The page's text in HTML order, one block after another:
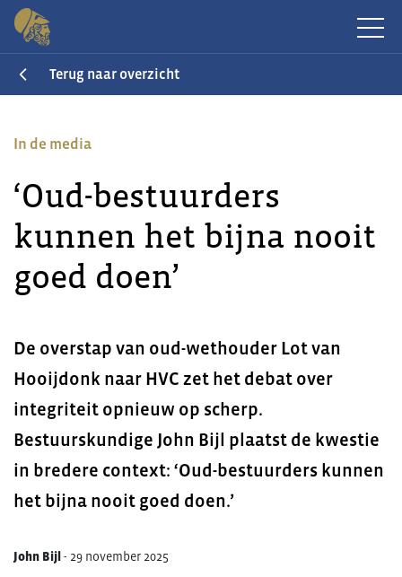
Terug naar overzicht
In de media
‘Oud-bestuurders
kunnen het bijna nooit
goed doen’
De overstap van oud-wethouder Lot van
Hooijdonk naar HVC zet het debat over
integriteit opnieuw op scherp.
Bestuurskundige John Bijl plaatst de kwestie
in bredere context: ‘Oud-bestuurders kunnen
het bijna nooit goed doen.’
John Bijl - 29 november 2025